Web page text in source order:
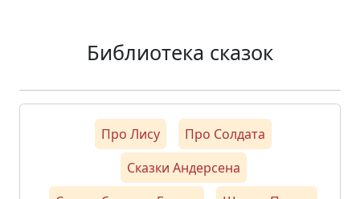
Библиотека сказок
Про Лису
Про Солдата
Сказки Андерсена